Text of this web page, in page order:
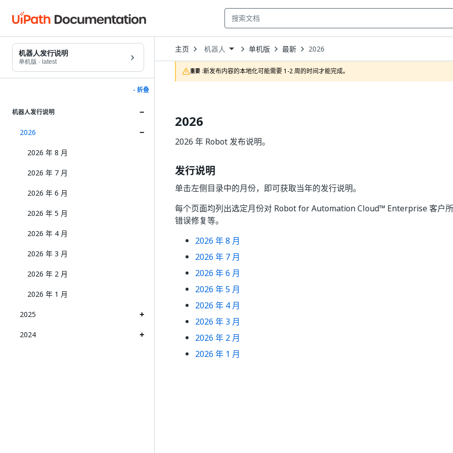
机器人发行说明
单机版 · latest
- 折叠
机器人发行说明
2026
2026 年 8 月
2026 年 7 月
2026 年 6 月
2026 年 5 月
2026 年 4 月
2026 年 3 月
2026 年 2 月
2026 年 1 月
2025
2024
主页 Open
Dropdown
to
choose
product
机器人 单机版 最新 2026
重要 :新发布内容的本地化可能需要 1-2 周的时间才能完成。
2026
2026 年 Robot 发布说明。
发行说明
单击左侧目录中的月份，即可获取当年的发行说明。
每个页面均列出选定月份对 Robot for Automation Cloud™ Enterprise 客户
错误修复等。
2026 年 8 月
2026 年 7 月
2026 年 6 月
2026 年 5 月
2026 年 4 月
2026 年 3 月
2026 年 2 月
2026 年 1 月